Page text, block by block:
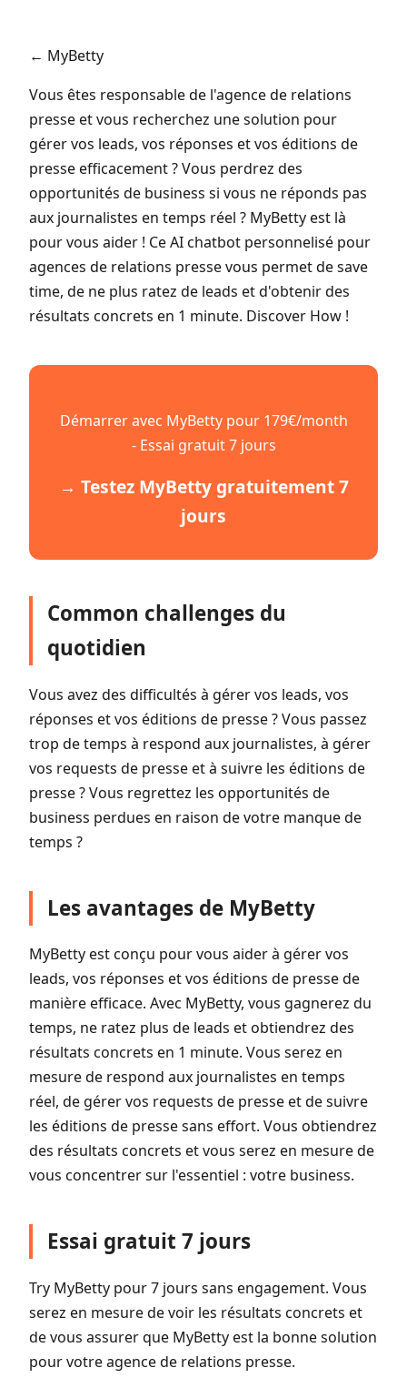
← MyBetty
Vous êtes responsable de l'agence de relations
presse et vous recherchez une solution pour
gérer vos leads, vos réponses et vos éditions de
presse efficacement ? Vous perdrez des
opportunités de business si vous ne réponds pas
aux journalistes en temps réel ? MyBetty est là
pour vous aider ! Ce AI chatbot personnelisé pour
agences de relations presse vous permet de save
time, de ne plus ratez de leads et d'obtenir des
résultats concrets en 1 minute. Discover How !
Démarrer avec MyBetty pour 179€/month
- Essai gratuit 7 jours
→ Testez MyBetty gratuitement 7
jours
Common challenges du
quotidien
Vous avez des difficultés à gérer vos leads, vos
réponses et vos éditions de presse ? Vous passez
trop de temps à respond aux journalistes, à gérer
vos requests de presse et à suivre les éditions de
presse ? Vous regrettez les opportunités de
business perdues en raison de votre manque de
temps ?
Les avantages de MyBetty
MyBetty est conçu pour vous aider à gérer vos
leads, vos réponses et vos éditions de presse de
manière efficace. Avec MyBetty, vous gagnerez du
temps, ne ratez plus de leads et obtiendrez des
résultats concrets en 1 minute. Vous serez en
mesure de respond aux journalistes en temps
réel, de gérer vos requests de presse et de suivre
les éditions de presse sans effort. Vous obtiendrez
des résultats concrets et vous serez en mesure de
vous concentrer sur l'essentiel : votre business.
Essai gratuit 7 jours
Try MyBetty pour 7 jours sans engagement. Vous
serez en mesure de voir les résultats concrets et
de vous assurer que MyBetty est la bonne solution
pour votre agence de relations presse.